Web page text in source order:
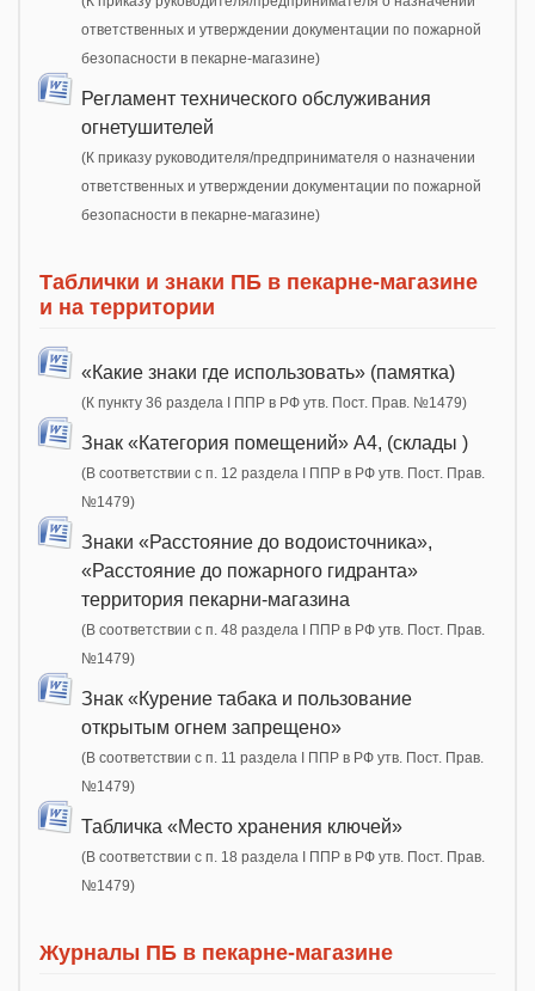
ответственных и утверждении документации по пожарной
безопасности в пекарне-магазине)
Регламент технического обслуживания
огнетушителей
(К приказу руководителя/предпринимателя о назначении
ответственных и утверждении документации по пожарной
безопасности в пекарне-магазине)
Таблички и знаки ПБ в пекарне-магазине
и на территории
«Какие знаки где использовать» (памятка)
(К пункту 36 раздела I ППР в РФ утв. Пост. Прав. №1479)
Знак «Категория помещений» А4, (склады )
(В соответствии с п. 12 раздела I ППР в РФ утв. Пост. Прав.
№1479)
Знаки «Расстояние до водоисточника»,
«Расстояние до пожарного гидранта»
территория пекарни-магазина
(В соответствии с п. 48 раздела I ППР в РФ утв. Пост. Прав.
№1479)
Знак «Курение табака и пользование
открытым огнем запрещено»
(В соответствии с п. 11 раздела I ППР в РФ утв. Пост. Прав.
№1479)
Табличка «Место хранения ключей»
(В соответствии с п. 18 раздела I ППР в РФ утв. Пост. Прав.
№1479)
Журналы ПБ в пекарне-магазине